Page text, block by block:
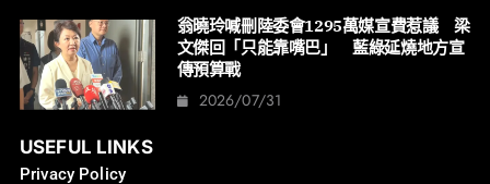
翁曉玲喊刪陸委會1295萬媒宣費惹議 梁
文傑回「只能靠嘴巴」 藍綠延燒地方宣
傳預算戰
2026/07/31
USEFUL LINKS
Privacy Policy